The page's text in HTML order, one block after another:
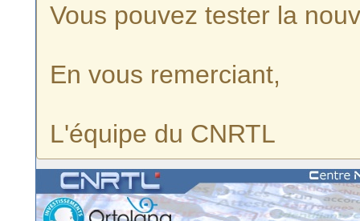
Vous pouvez tester la
En vous remerciant,
L'équipe du CNRTL